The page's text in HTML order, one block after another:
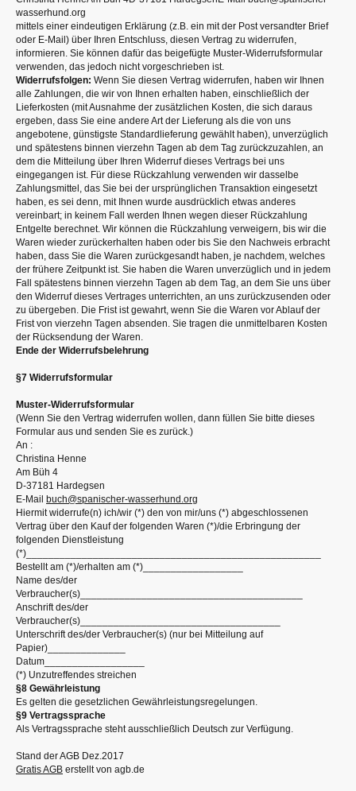
wasserhund.org
mittels einer eindeutigen Erklärung (z.B. ein mit der Post versandter Brief
oder E-Mail) über Ihren Entschluss, diesen Vertrag zu widerrufen,
informieren. Sie können dafür das beigefügte Muster-Widerrufsformular
verwenden, das jedoch nicht vorgeschrieben ist.
Widerrufsfolgen: Wenn Sie diesen Vertrag widerrufen, haben wir Ihnen
alle Zahlungen, die wir von Ihnen erhalten haben, einschließlich der
Lieferkosten (mit Ausnahme der zusätzlichen Kosten, die sich daraus
ergeben, dass Sie eine andere Art der Lieferung als die von uns
angebotene, günstigste Standardlieferung gewählt haben), unverzüglich
und spätestens binnen vierzehn Tagen ab dem Tag zurückzuzahlen, an
dem die Mitteilung über Ihren Widerruf dieses Vertrags bei uns
eingegangen ist. Für diese Rückzahlung verwenden wir dasselbe
Zahlungsmittel, das Sie bei der ursprünglichen Transaktion eingesetzt
haben, es sei denn, mit Ihnen wurde ausdrücklich etwas anderes
vereinbart; in keinem Fall werden Ihnen wegen dieser Rückzahlung
Entgelte berechnet. Wir können die Rückzahlung verweigern, bis wir die
Waren wieder zurückerhalten haben oder bis Sie den Nachweis erbracht
haben, dass Sie die Waren zurückgesandt haben, je nachdem, welches
der frühere Zeitpunkt ist. Sie haben die Waren unverzüglich und in jedem
Fall spätestens binnen vierzehn Tagen ab dem Tag, an dem Sie uns über
den Widerruf dieses Vertrages unterrichten, an uns zurückzusenden oder
zu übergeben. Die Frist ist gewahrt, wenn Sie die Waren vor Ablauf der
Frist von vierzehn Tagen absenden. Sie tragen die unmittelbaren Kosten
der Rücksendung der Waren.
Ende der Widerrufsbelehrung
§7 Widerrufsformular
Muster-Widerrufsformular
(Wenn Sie den Vertrag widerrufen wollen, dann füllen Sie bitte dieses
Formular aus und senden Sie es zurück.)
An :
Christina Henne
Am Büh 4
D-37181 Hardegsen
E-Mail buch@spanischer-wasserhund.org
Hiermit widerrufe(n) ich/wir (*) den von mir/uns (*) abgeschlossenen
Vertrag über den Kauf der folgenden Waren (*)/die Erbringung der
folgenden Dienstleistung
(*)_____________________________________________________
Bestellt am (*)/erhalten am (*)__________________
Name des/der
Verbraucher(s)________________________________________
Anschrift des/der
Verbraucher(s)____________________________________
Unterschrift des/der Verbraucher(s) (nur bei Mitteilung auf
Papier)______________
Datum__________________
(*) Unzutreffendes streichen
§8 Gewährleistung
Es gelten die gesetzlichen Gewährleistungsregelungen.
§9 Vertragssprache
Als Vertragssprache steht ausschließlich Deutsch zur Verfügung.
Stand der AGB Dez.2017
Gratis AGB erstellt von agb.de